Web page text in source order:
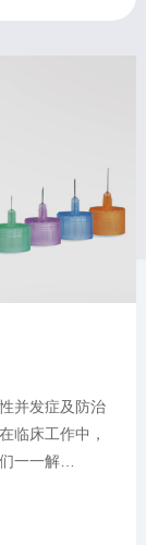
并发症及防治
临床工作中，
一一解